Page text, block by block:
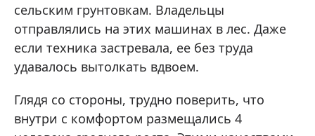
сельским грунтовкам. Владельцы
отправлялись на этих машинах в лес. Даже
если техника застревала, ее без труда
удавалось вытолкать вдвоем.
Глядя со стороны, трудно поверить, что
внутри с комфортом размещались 4